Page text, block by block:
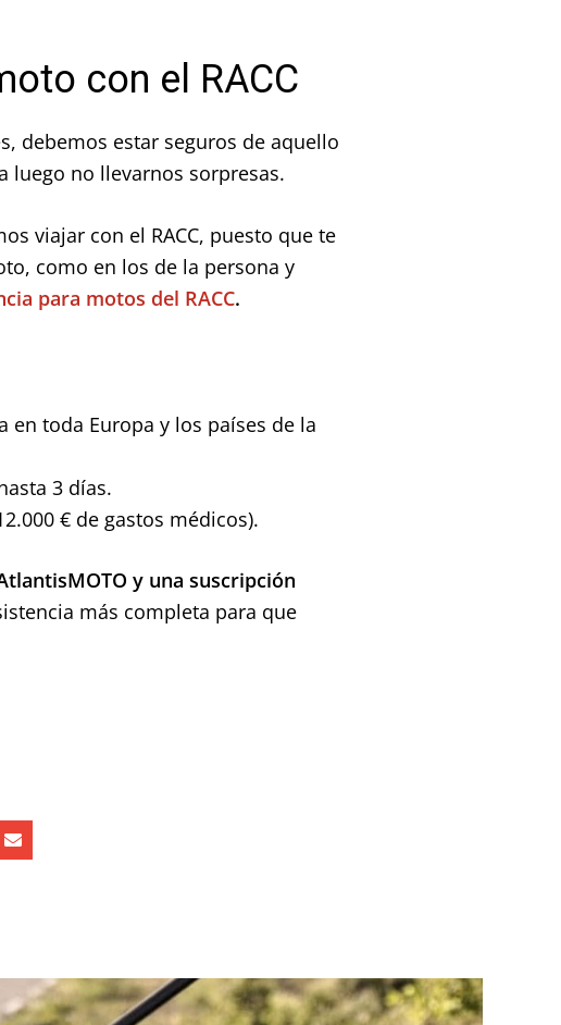
con el RACC
debemos estar seguros de aquello
luego no llevarnos sorpresas.
viajar con el RACC, puesto que te
como en los de la persona y
para motos del RACC.
en toda Europa y los países de la
3 días.
€ de gastos médicos).
y una suscripción
más completa para que